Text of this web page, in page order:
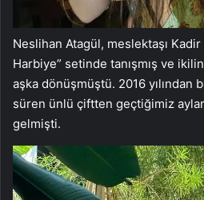
Neslihan Atagül, meslektaşı
Harbiye” setinde tanışmış ve
aşka dönüşmüştü. 2016 yılından
süren ünlü çiftten geçtiğimiz
gelmişti.